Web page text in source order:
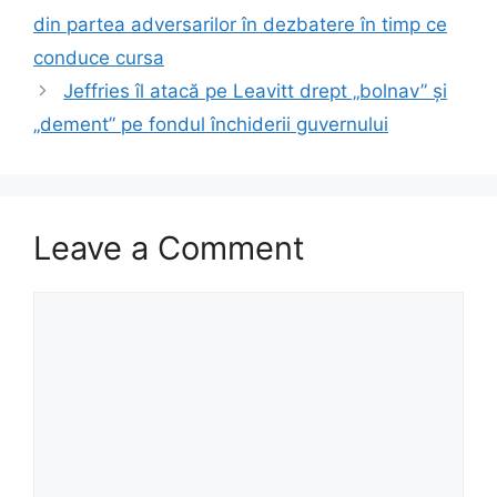
din partea adversarilor în dezbatere în timp ce
conduce cursa
Jeffries îl atacă pe Leavitt drept „bolnav” și
„dement” pe fondul închiderii guvernului
Leave a Comment